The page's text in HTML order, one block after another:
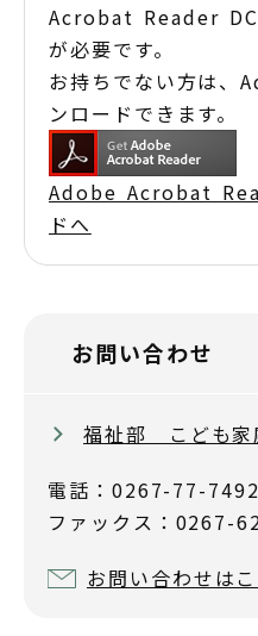
Acrobat Reader DC
が必要です。
お持ちでない方は、
ンロードできます。
Adobe Acrobat
ドへ
お問い合わせ
福祉部 こども家
電話：0267-77-7492
ファックス：0267-
お問い合わせは